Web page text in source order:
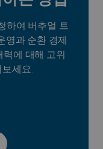
하여 버추얼 트
영과 순환 경제
에 대해 고위
보세요.